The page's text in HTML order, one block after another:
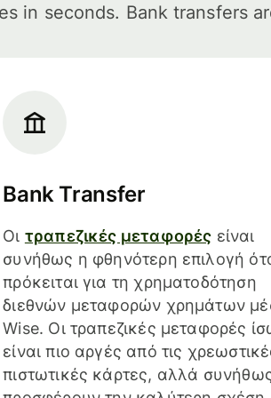
in seconds. Bank transfers
Bank Transfer
Οι τραπεζικές μεταφορές είναι
συνήθως η φθηνότερη επιλογή
πρόκειται για τη χρηματοδότηση
διεθνών μεταφορών χρημάτων
Wise. Οι τραπεζικές μεταφορές
είναι πιο αργές από τις
πιστωτικές κάρτες, αλλά